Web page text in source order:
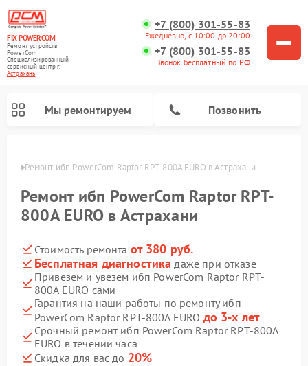
FIX-POWERCOM
Ремонт устройств
PowerCom
Специализированный
cервисный центр г.
Астрахань
+7 (800) 301-55-83
Ежедневно, с 10:00 до 20:00
+7 (800) 301-55-83
Звонок бесплатный по РФ
Мы ремонтируем Позвонить
Ремонт ибп PowerCom Raptor RPT-800A EURO в Астрахани
Ремонт ибп PowerCom Raptor RPT-
800A EURO в Астрахани
Стоимость ремонта от 380 руб.
Бесплатная диагностика даже при отказе
Привезем и увезем ибп PowerCom Raptor RPT-
800A EURO сами
Гарантия на наши работы по ремонту ибп
PowerCom Raptor RPT-800A EURO до 3-х лет
Срочный ремонт ибп PowerCom Raptor RPT-800A
EURO в течении часа
Скидка для вас до 20%